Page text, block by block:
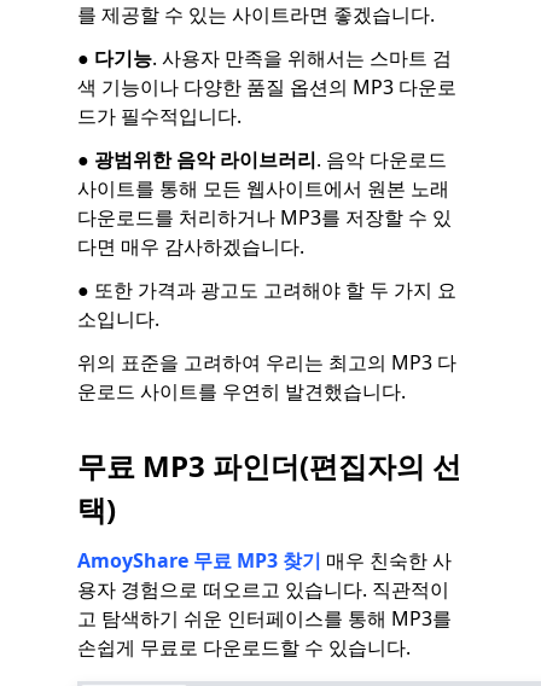
를 제공할 수 있는 사이트라면 좋겠습니다.
● 다기능. 사용자 만족을 위해서는 스마트 검
색 기능이나 다양한 품질 옵션의 MP3 다운로
드가 필수적입니다.
● 광범위한 음악 라이브러리. 음악 다운로드
사이트를 통해 모든 웹사이트에서 원본 노래
다운로드를 처리하거나 MP3를 저장할 수 있
다면 매우 감사하겠습니다.
● 또한 가격과 광고도 고려해야 할 두 가지 요
소입니다.
위의 표준을 고려하여 우리는 최고의 MP3 다
운로드 사이트를 우연히 발견했습니다.
무료 MP3 파인더(편집자의 선
택)
AmoyShare 무료 MP3 찾기 매우 친숙한 사
용자 경험으로 떠오르고 있습니다. 직관적이
고 탐색하기 쉬운 인터페이스를 통해 MP3를
손쉽게 무료로 다운로드할 수 있습니다.